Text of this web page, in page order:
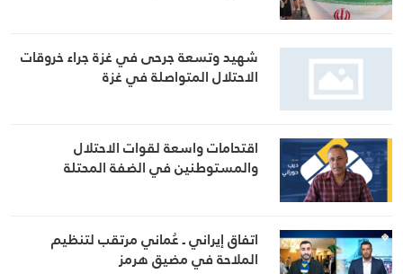
شهيد وتسعة جرحى في غزة جراء خروقات
الاحتلال المتواصلة في غزة
اقتحامات واسعة لقوات الاحتلال
والمستوطنين في الضفة المحتلة
اتفاق إيراني ـ عُماني مرتقب لتنظيم
الملاحة في مضيق هرمز